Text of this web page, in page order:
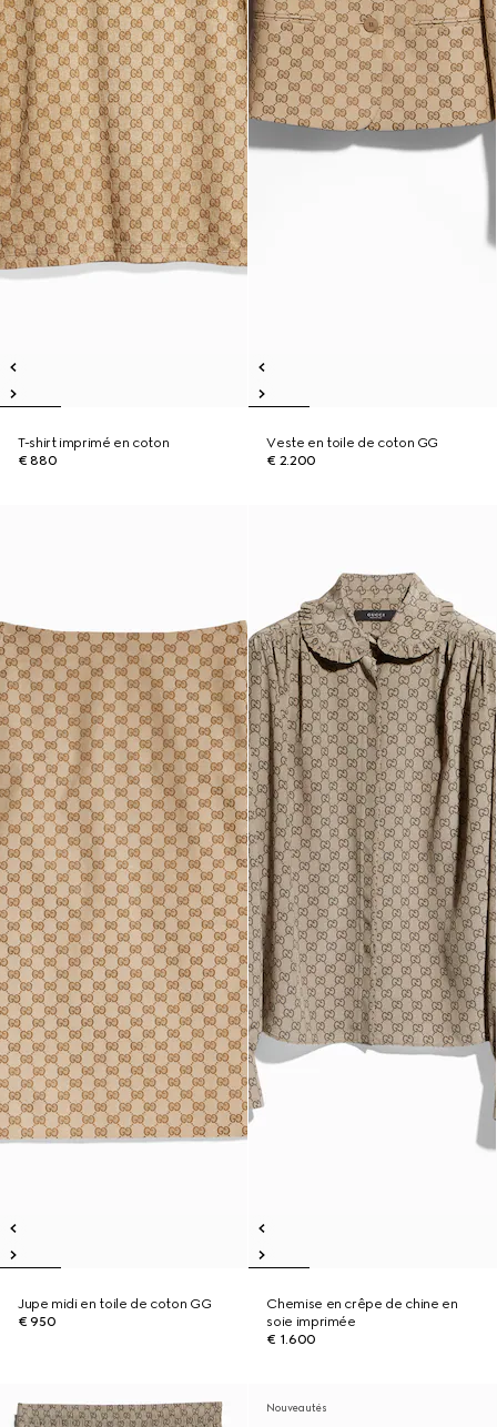
T-shirt imprimé en coton
€ 880
Veste en toile de coton GG
€ 2.200
Jupe midi en toile de coton GG
€ 950
Chemise en crêpe de chine en
soie imprimée
€ 1.600
Nouveautés